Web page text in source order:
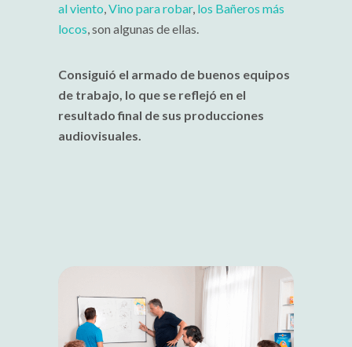
al viento,Vino para robar, los Bañeros más
locos, son algunas de ellas.
Consiguió el armado de buenos equipos
de trabajo, lo que se reflejó en el
resultado final de sus producciones
audiovisuales.